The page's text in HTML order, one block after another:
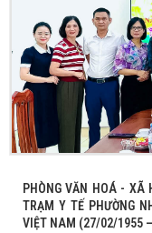
PHÒNG VĂN HOÁ - XÃ
TRẠM Y TẾ PHƯỜNG
VIỆT NAM (27/02/1955